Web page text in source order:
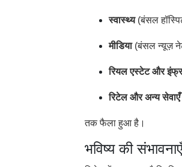
स्वास्थ्य(बंसल
मीडिया(बंसल न्यूज़
रियल एस्टेट और
रिटेल और अन्य सेवाएँ
तक फैला हुआ है।
भविष्य की संभावनाएँ